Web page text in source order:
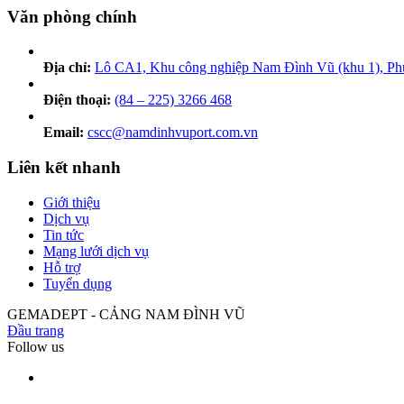
Văn phòng chính
Địa chỉ: Lô CA1, Khu công nghiệp Nam Đình Vũ (khu 1),
Điện thoại: (84 – 225) 3266 468
Email: cscc@namdinhvuport.com.vn
Liên kết nhanh
Giới thiệu
Dịch vụ
Tin tức
Mạng lưới dịch vụ
Hỗ trợ
Tuyển dụng
GEMADEPT - CẢNG NAM ĐÌNH VŨ
Đầu trang
Follow us